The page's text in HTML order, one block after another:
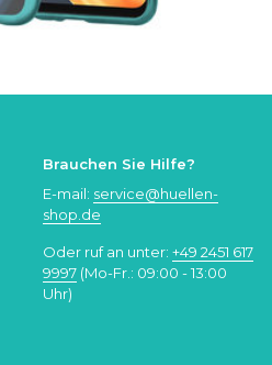
Brauchen Sie Hilfe?
E-mail: service@huellen-
shop.de
Oder ruf an unter: +49 2451 617
9997 (Mo-Fr.: 09:00 - 13:00
Uhr)